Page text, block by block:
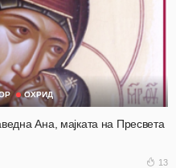
ОХРИД
Ана, мајката на Пресвета
13